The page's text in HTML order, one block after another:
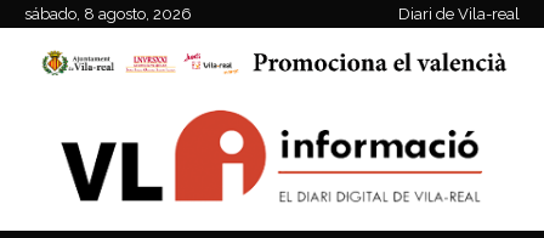
sábado, 8 agosto, 2026 Diari de Vila-real